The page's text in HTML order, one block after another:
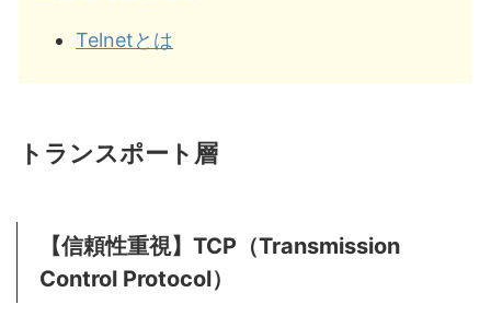
Telnetとは
トランスポート層
【信頼性重視】TCP（Transmission
Control Protocol）